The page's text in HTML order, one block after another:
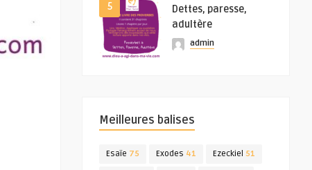
5
Dettes, paresse,
adultère
admin
Meilleures balises
Esaïe 75 Exodes 41 Ezeckiel 51